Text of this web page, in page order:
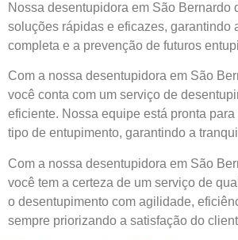
Nossa desentupidora em São Bernardo
soluções rápidas e eficazes, garantindo
completa e a prevenção de futuros
Com a nossa desentupidora em São
você conta com um serviço de
eficiente. Nossa equipe está pronta
tipo de entupimento, garantindo a
Com a nossa desentupidora em São
você tem a certeza de um serviço de
o desentupimento com agilidade,
sempre priorizando a satisfação do